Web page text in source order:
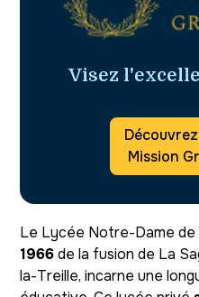
Visez
Mission
Le Lycée Notre-Dame de
1966de la fusion de La
la-Treille, incarne une